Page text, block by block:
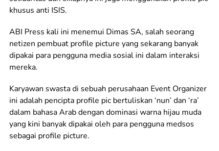
khusus anti ISIS.
ABI Press kali ini menemui Dimas SA, salah seorang
netizen pembuat profile picture yang sekarang banyak
dipakai para pengguna media sosial ini dalam interaksi
mereka.
Karyawan swasta di sebuah perusahaan Event Organizer
ini adalah pencipta profile pic bertuliskan ‘nun’ dan ‘ra’
dalam bahasa Arab dengan dominasi warna hijau muda
yang kini banyak dipakai oleh para pengguna medsos
sebagai profile picture.